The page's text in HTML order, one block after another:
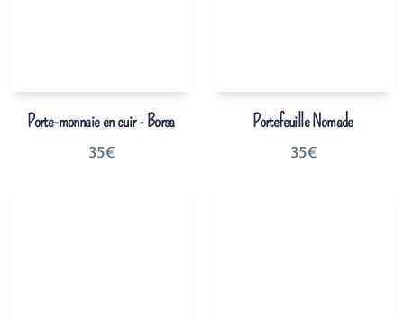
Porte-monnaie en cuir - Borsa
35€
Portefeuille Nomade
35€